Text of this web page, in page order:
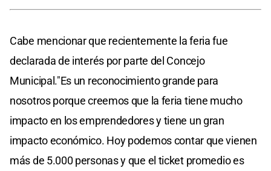
Cabe mencionar que recientemente la feria fue
declarada de interés por parte del Concejo
Municipal."Es un reconocimiento grande para
nosotros porque creemos que la feria tiene mucho
impacto en los emprendedores y tiene un gran
impacto económico. Hoy podemos contar que vienen
más de 5.000 personas y que el ticket promedio es